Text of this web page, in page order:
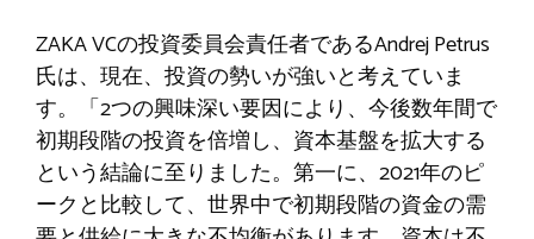
ZAKA VCの投資委員会責任者であるAndrej Petrus
氏は、現在、投資の勢いが強いと考えていま
す。「2つの興味深い要因により、今後数年間で
初期段階の投資を倍増し、資本基盤を拡大する
という結論に至りました。第一に、2021年のピ
ークと比較して、世界中で初期段階の資金の需